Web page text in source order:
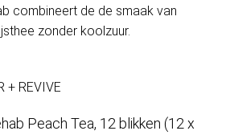
combineert de de smaak van
zonder koolzuur.
+ REVIVE
Peach Tea, 12 blikken (12 x